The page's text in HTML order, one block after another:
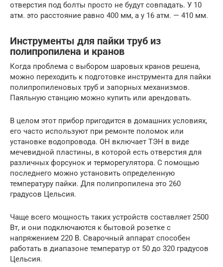
отверстия под болты просто не будут совпадать. У 10
атм. это расстояние равно 400 мм, а у 16 атм. — 410 мм.
Инструменты для пайки труб из
полипропилена и кранов
Когда проблема с выбором шаровых кранов решена,
можно переходить к подготовке инструмента для пайки
полипропиленовых труб и запорных механизмов.
Паяльную станцию ​​можно купить или арендовать.
В целом этот прибор пригодится в домашних условиях,
его часто используют при ремонте поломок или
установке водопровода. ОН включает ТЭН в виде
мечевидной пластины, в которой есть отверстия для
различных форсунок и терморегулятора. С помощью
последнего можно установить определенную
температуру пайки. Для полипропилена это 260
градусов Цельсия.
Чаще всего мощность таких устройств составляет 2500
Вт, и они подключаются к бытовой розетке с
напряжением 220 В. Сварочный аппарат способен
работать в диапазоне температур от 50 до 320 градусов
Цельсия.